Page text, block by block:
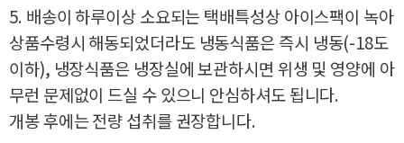
5. 배송이 하루이상 소요되는 택배특성상 아이스팩이 녹아
상품수령시 해동되었더라도 냉동식품은 즉시 냉동(-18도
이하), 냉장식품은 냉장실에 보관하시면 위생 및 영양에 아
무런 문제없이 드실 수 있으니 안심하셔도 됩니다.
개봉 후에는 전량 섭취를 권장합니다.